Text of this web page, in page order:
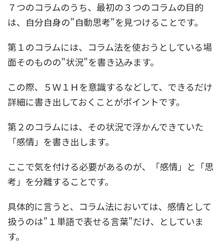
７つのコラムのうち、最初の３つのコラムの目的
は、自分自身の"自動思考"を見つけることです。
第１のコラムには、コラム法を使おうとしている場
面そのものの"状況"を書き込みます。
この際、５Ｗ１Ｈを意識するなどして、できるだけ
詳細に書き出しておくことがポイントです。
第２のコラムには、その状況で浮かんできていた
「感情」を書き出します。
ここで気を付ける必要があるのが、「感情」と「思
考」を分離することです。
具体的に言うと、コラム法においては、感情として
扱うのは"１単語で表せる言葉"だけ、としていま
す。